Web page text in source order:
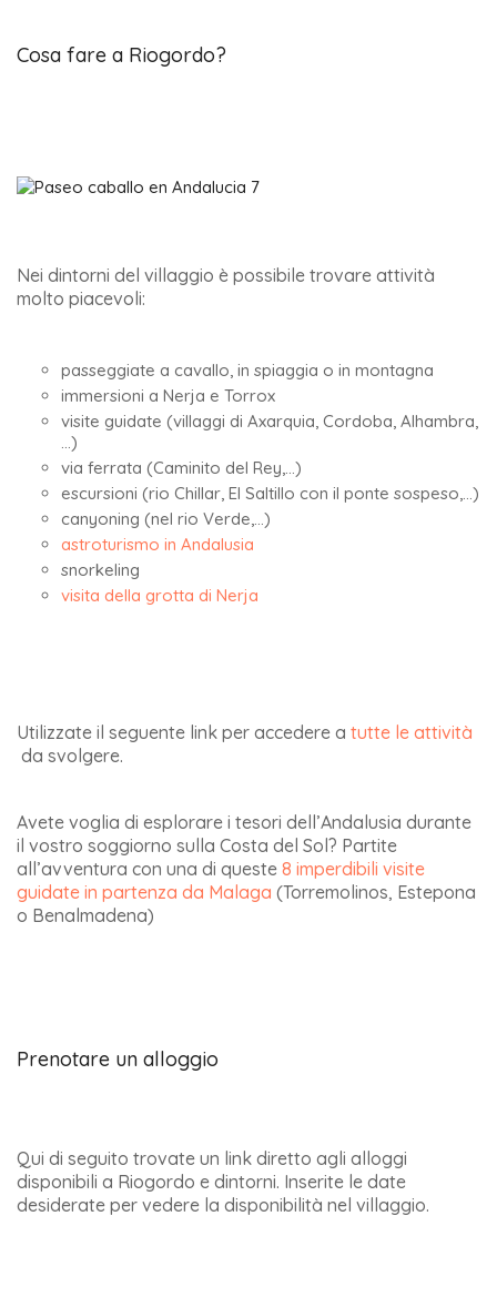
Cosa fare a Riogordo?
Nei dintorni del villaggio è possibile trovare attività
molto piacevoli:
passeggiate a cavallo, in spiaggia o in montagna
immersioni a Nerja e Torrox
visite guidate (villaggi di Axarquia, Cordoba, Alhambra,
…)
via ferrata (Caminito del Rey,…)
escursioni (rio Chillar, El Saltillo con il ponte sospeso,…)
canyoning (nel rio Verde,…)
astroturismo in Andalusia
snorkeling
visita della grotta di Nerja
Utilizzate il seguente link per accedere a tutte le attività
da svolgere.
Avete voglia di esplorare i tesori dell’Andalusia durante
il vostro soggiorno sulla Costa del Sol? Partite
all’avventura con una di queste 8 imperdibili visite
guidate in partenza da Malaga (Torremolinos, Estepona
o Benalmadena)
Prenotare un alloggio
Qui di seguito trovate un link diretto agli alloggi
disponibili a Riogordo e dintorni. Inserite le date
desiderate per vedere la disponibilità nel villaggio.